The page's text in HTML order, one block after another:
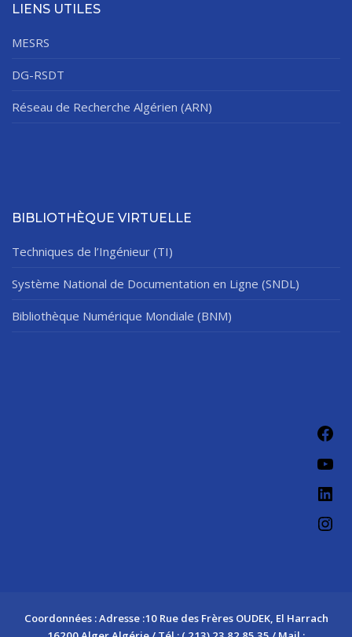
LIENS UTILES
MESRS
DG-RSDT
Réseau de Recherche Algérien (ARN)
BIBLIOTHÈQUE VIRTUELLE
Techniques de l’Ingénieur (TI)
Système National de Documentation en Ligne (SNDL)
Bibliothèque Numérique Mondiale (BNM)
Coordonnées : Adresse :10 Rue des Frères OUDEK, El Harrach